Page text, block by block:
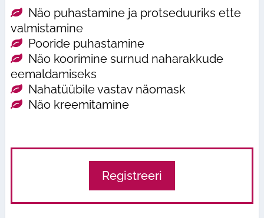
Näo puhastamine ja protseduuriks ette
valmistamine
Pooride puhastamine
Näo koorimine surnud naharakkude
eemaldamiseks
Nahatüübile vastav näomask
Näo kreemitamine
Registreeri